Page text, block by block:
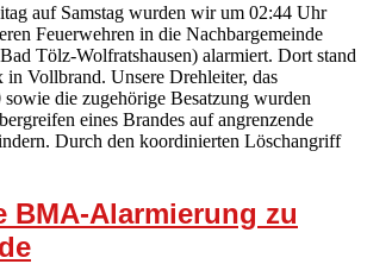
auf Samstag wurden wir um 02:44 Uhr
Feuerwehren in die Nachbargemeinde
Tölz-Wolfratshausen) alarmiert. Dort stand
in Vollbrand. Unsere Drehleiter, das
die zugehörige Besatzung wurden
eines Brandes auf angrenzende
Durch den koordinierten Löschangriff
BMA-Alarmierung zu